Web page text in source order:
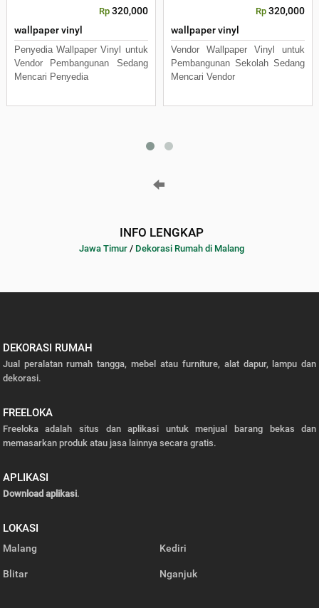
Rp 320,000
wallpaper vinyl
Penyedia Wallpaper Vinyl untuk
Vendor Pembangunan Sedang
Mencari Penyedia
Rp 320,000
wallpaper vinyl
Vendor Wallpaper Vinyl untuk
Pembangunan Sekolah Sedang
Mencari Vendor
INFO LENGKAP
Jawa Timur / Dekorasi Rumah di Malang
DEKORASI RUMAH
Jual peralatan rumah tangga, mebel atau furniture, alat dapur, lampu dan
dekorasi.
FREELOKA
Freeloka adalah situs dan aplikasi untuk menjual barang bekas dan
memasarkan produk atau jasa lainnya secara gratis.
APLIKASI
Download aplikasi.
LOKASI
Malang Kediri
Blitar Nganjuk